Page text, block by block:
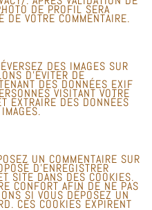
DE PROFIL SERA
DE VOTRE COMMENTAIRE.
DES IMAGES SUR
D’ÉVITER DE
DES DONNÉES EXIF
VISITANT VOTRE
EXTRAIRE DES DONNÉES
UN COMMENTAIRE SUR
D’ENREGISTRER
SITE DANS DES COOKIES.
CONFORT AFIN DE NE PAS
SI VOUS DÉPOSEZ UN
CES COOKIES EXPIRENT